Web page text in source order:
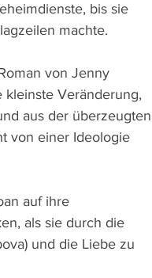
bis sie
machte.
von Jenny
Veränderung,
aus der überzeugten
von einer Ideologie
auf ihre
als sie durch die
und die Liebe zu